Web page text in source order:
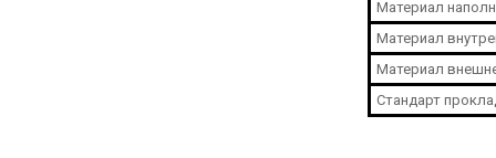
Материал
Материал
Материал
Стандарт